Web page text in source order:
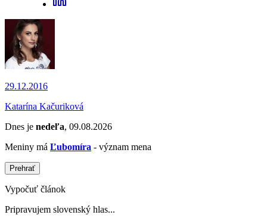
29.12.2016
Katarína Kačuriková
Dnes je nedeľa, 09.08.2026
Meniny má Ľubomíra - význam mena
Prehrať
Vypočuť článok
Pripravujem slovenský hlas...